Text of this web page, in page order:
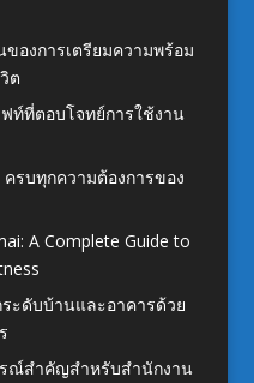
องการเตรียมความพร้อม
ต
ท์ที่ตอบโจทย์การใช้งาน
รบทุกความต้องการของ
A Complete Guide to
ะดับบ้านและอาคารด้วย
ณ์สำคัญสำหรับสำนักงาน